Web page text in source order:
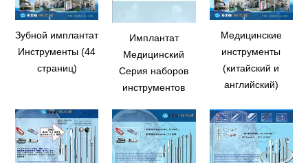
Зубной имплантат
Инструменты (44
страниц)
Имплантат
Медицинский
Серия наборов
инструментов
Медицинские
инструменты
(китайский и
английский)